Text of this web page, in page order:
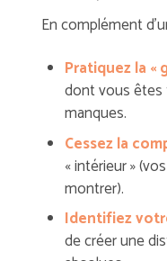
En complément
Pratiquez la «
dont vous êtes
manques.
Cessez la
« intérieur »
montrer).
Identifiez
de créer une